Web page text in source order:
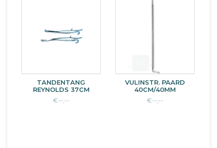
TANDENTANG
REYNOLDS 37CM
€--,--
VULINSTR. PAARD
40CM/40MM
€--,--